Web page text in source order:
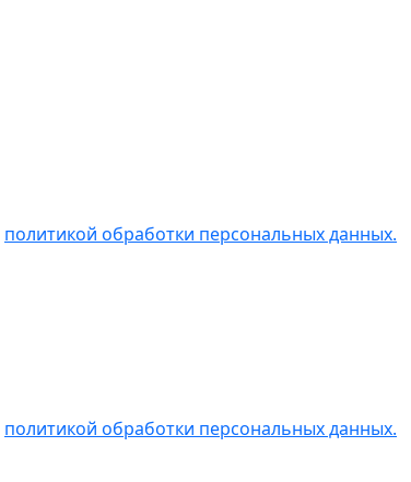
политикой обработки персональных данных.
политикой обработки персональных данных.